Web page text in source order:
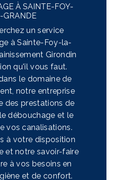
À SAINTE-FOY-
GRANDE
un service
à Sainte-Foy-la-
Girondin
qu'il vous faut.
le domaine de
notre entreprise
des prestations de
débouchage et le
vos canalisations.
à votre disposition
et notre savoir-faire
à vos besoins en
et de confort.